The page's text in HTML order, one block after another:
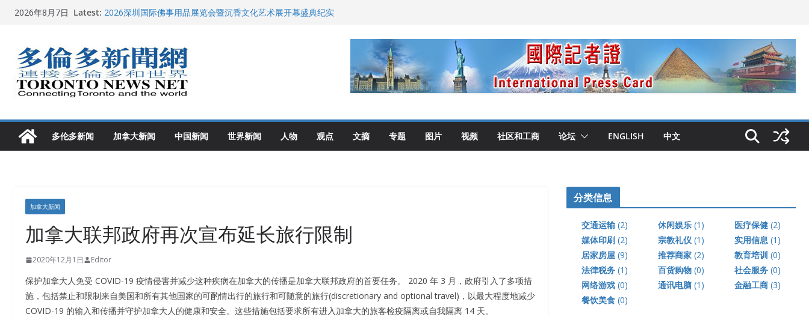
Skip2026年8月7日 Latest: 2026深圳国际佛事用品展览会暨沉香文化艺术展开幕盛典纪实
2026加拿大青少年儿童绘画比赛颁奖典礼多伦多举行
龚晓华参加多伦多骄傲大游行 与市民分享竞选理念
多伦多市长选举拉开帷幕 多名华人候选人宣布角逐
多伦多新闻 加拿大新闻 中国新闻 世界新闻 人物 观点 文摘 专题 图片 视频 社区和工商 论坛 ENGLISH 中文
加拿大新闻
加拿大联邦政府再次宣布延长旅行限制
2020年12月1日 Editor
保护加拿大人免受 COVID-19 疫情侵害并减少这种疾病在加拿大的传播是加拿大联邦政府的首要任务。 2020 年 3 月，政府引入了多项措
施，包括禁止和限制来自美国和所有其他国家的可酌情出行的旅行和可随意的旅行(discretionary and optional travel)，以最大程度地减少
COVID-19 的输入和传播并守护加拿大人的健康和安全。这些措施包括要求所有进入加拿大的旅客检疫隔离或自我隔离 14 天。
分类信息
交通运输 (2) 休闲娱乐 (1) 医疗保健 (2)
媒体印刷 (2) 宗教礼仪 (1) 实用信息 (1)
居家房屋 (9) 推荐商家 (2) 教育培训 (0)
法律税务 (1) 百货购物 (0) 社会服务 (0)
网络游戏 (0) 通讯电脑 (1) 金融工商 (3)
餐饮美食 (0)